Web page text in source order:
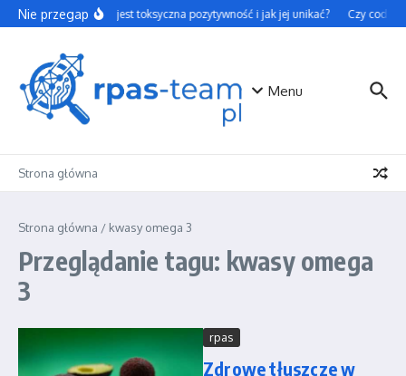
Przejdź do treści
Nie przegapCzym jest toksyczna pozytywność i jak jej unikać? Czy
Menu
Strona główna
Strona główna / kwasy omega 3
Przeglądanie tagu: kwasy omega
3
rpas
Zdrowe tłuszcze w